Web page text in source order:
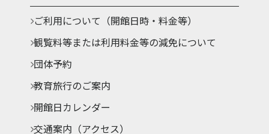
ご利用について（開館日時・料金等）
観覧料等または利用料金等の減免について
団体予約
教育旅行のご案内
開館日カレンダー
交通案内（アクセス）